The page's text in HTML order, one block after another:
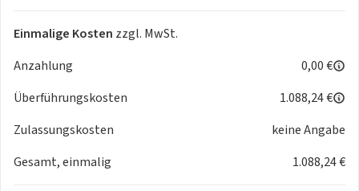
- Sprachsteuerung-/Bedienung
- Apple Car Play / Vorbereitung
- Android Auto / Vorbereitung
- App-Connect
- elektronische Differenzialsperre XDS
Einmalige Kosten zzgl. MwSt.
Anzahlung
0,00 €
Überführungskosten
1.088,24 €
Zulassungskosten
keine Angabe
Gesamt, einmalig
1.088,24 €